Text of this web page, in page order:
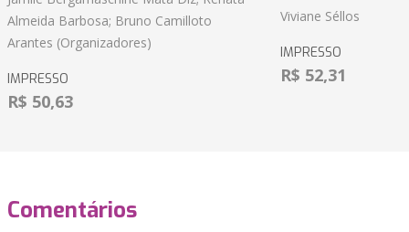
Almeida Barbosa; Bruno Camilloto
Arantes (Organizadores)
IMPRESSO
R$ 50,63
Viviane Séllos
IMPRESSO
R$ 52,31
Comentários